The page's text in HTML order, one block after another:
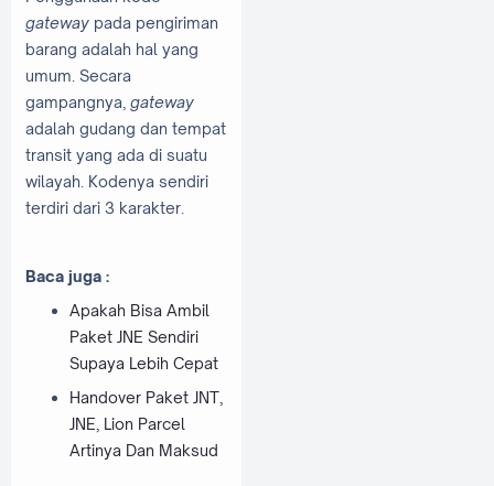
gateway pada pengiriman
barang adalah hal yang
umum. Secara
gampangnya, gateway
adalah gudang dan tempat
transit yang ada di suatu
wilayah. Kodenya sendiri
terdiri dari 3 karakter.
Baca juga :
Apakah Bisa Ambil
Paket JNE Sendiri
Supaya Lebih Cepat
Handover Paket JNT,
JNE, Lion Parcel
Artinya Dan Maksud